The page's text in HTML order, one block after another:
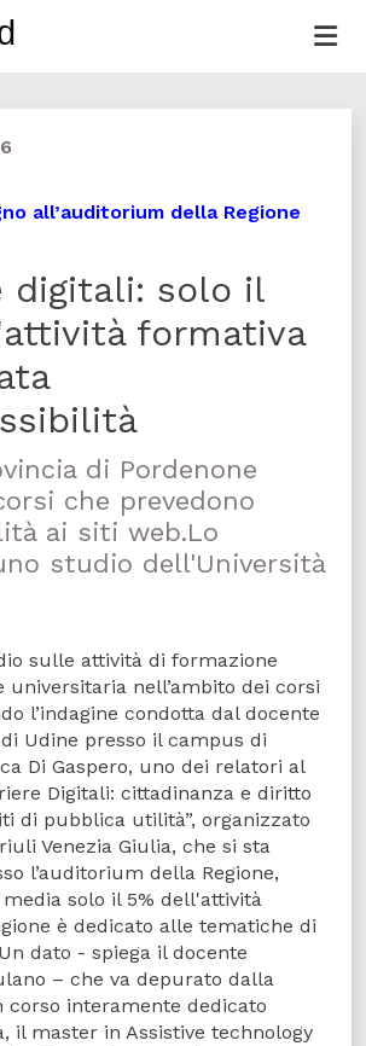
all’auditorium della Regione
digitali: solo il
formativa
di Pordenone
che prevedono
ai siti web.Lo
studio dell'Università
attività di formazione
universitaria nell’ambito dei corsi
l’indagine condotta dal docente
Udine presso il campus di
Di Gaspero, uno dei relatori al
Digitali: cittadinanza e diritto
di pubblica utilità”, organizzato
Venezia Giulia, che si sta
l’auditorium della Regione,
solo il 5% dell'attività
è dedicato alle tematiche di
dato - spiega il docente
– che va depurato dalla
corso interamente dedicato
il master in Assistive technology